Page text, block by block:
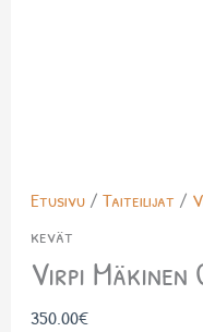
Etusivu/ Taiteilijat /
kevät
Virpi Mäkinen
350.00€